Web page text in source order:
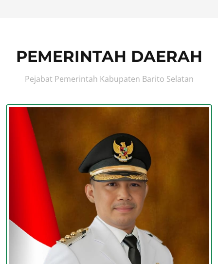
PEMERINTAH DAERAH
Pejabat Pemerintah Kabupaten Barito Selatan